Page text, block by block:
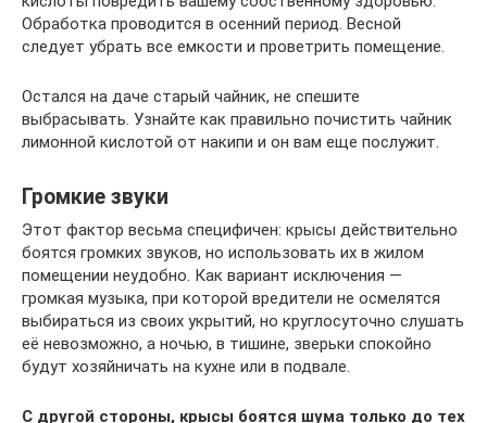
Обработка проводится в осенний период. Весной
следует убрать все емкости и проветрить помещение.
Остался на даче старый чайник, не спешите
выбрасывать. Узнайте как правильно почистить чайник
лимонной кислотой от накипи и он вам еще послужит.
Громкие звуки
Этот фактор весьма специфичен: крысы действительно
боятся громких звуков, но использовать их в жилом
помещении неудобно. Как вариант исключения —
громкая музыка, при которой вредители не осмелятся
выбираться из своих укрытий, но круглосуточно слушать
её невозможно, а ночью, в тишине, зверьки спокойно
будут хозяйничать на кухне или в подвале.
С другой стороны, крысы боятся шума только до тех